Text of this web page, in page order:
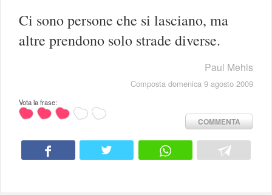
Ci sono persone che si lasciano, ma
altre prendono solo strade diverse.
Paul Mehis
Composta domenica 9 agosto 2009
Vota la frase:
COMMENTA